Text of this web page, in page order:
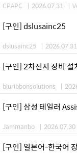
CPAPC | 2026.07.31 |
[구인] dslusainc25
dslusainc25 | 2026.07.31
[구인] 2차전지 장비 설
bluribbonsolutions |
[구인] 삼성 테일러
Jammanbo | 2026.07.30
[구인] 일본어-한국어